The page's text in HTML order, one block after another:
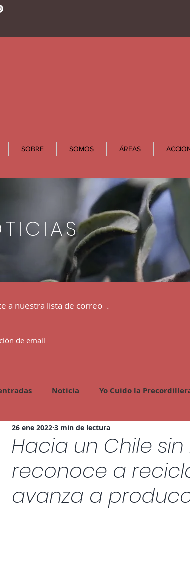
SOBRE SOMOS ÁREAS
a nuestra lista de correo .
Noticia Yo Cuido la
Alimentaria Energía
Hacia un Chile
reconoce a
avanza a
26 ene 2022 3 min de lectura